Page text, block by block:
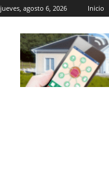
jueves, agosto 6, 2026 Inicio